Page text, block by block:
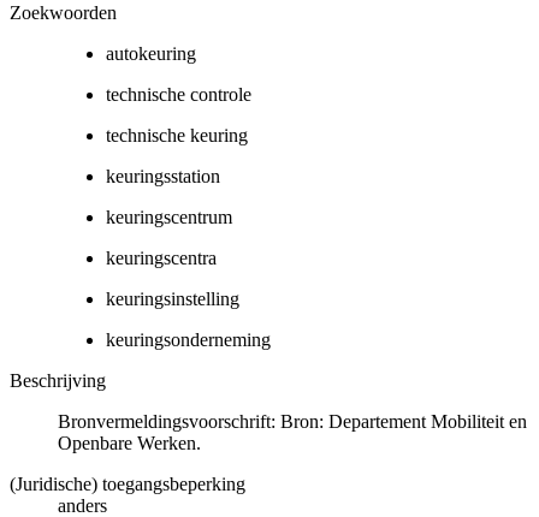
Zoekwoorden
autokeuring
technische controle
technische keuring
keuringsstation
keuringscentrum
keuringscentra
keuringsinstelling
keuringsonderneming
Beschrijving
Bronvermeldingsvoorschrift: Bron: Departement Mobiliteit en
Openbare Werken.
(Juridische) toegangsbeperking
anders